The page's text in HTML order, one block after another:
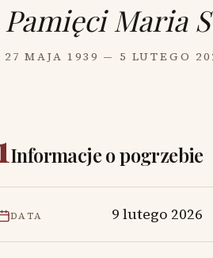
Pamięci Maria
27 MAJA 1939 — 5 LUTEGO
Informacje o pogrzebie
DATA 9 lutego 2026